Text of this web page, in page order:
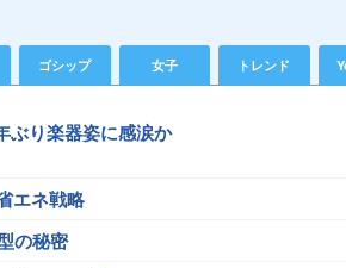
ゴシップ 女子 トレンド
ぶり楽器姿に感涙か
エネ戦略
の秘密